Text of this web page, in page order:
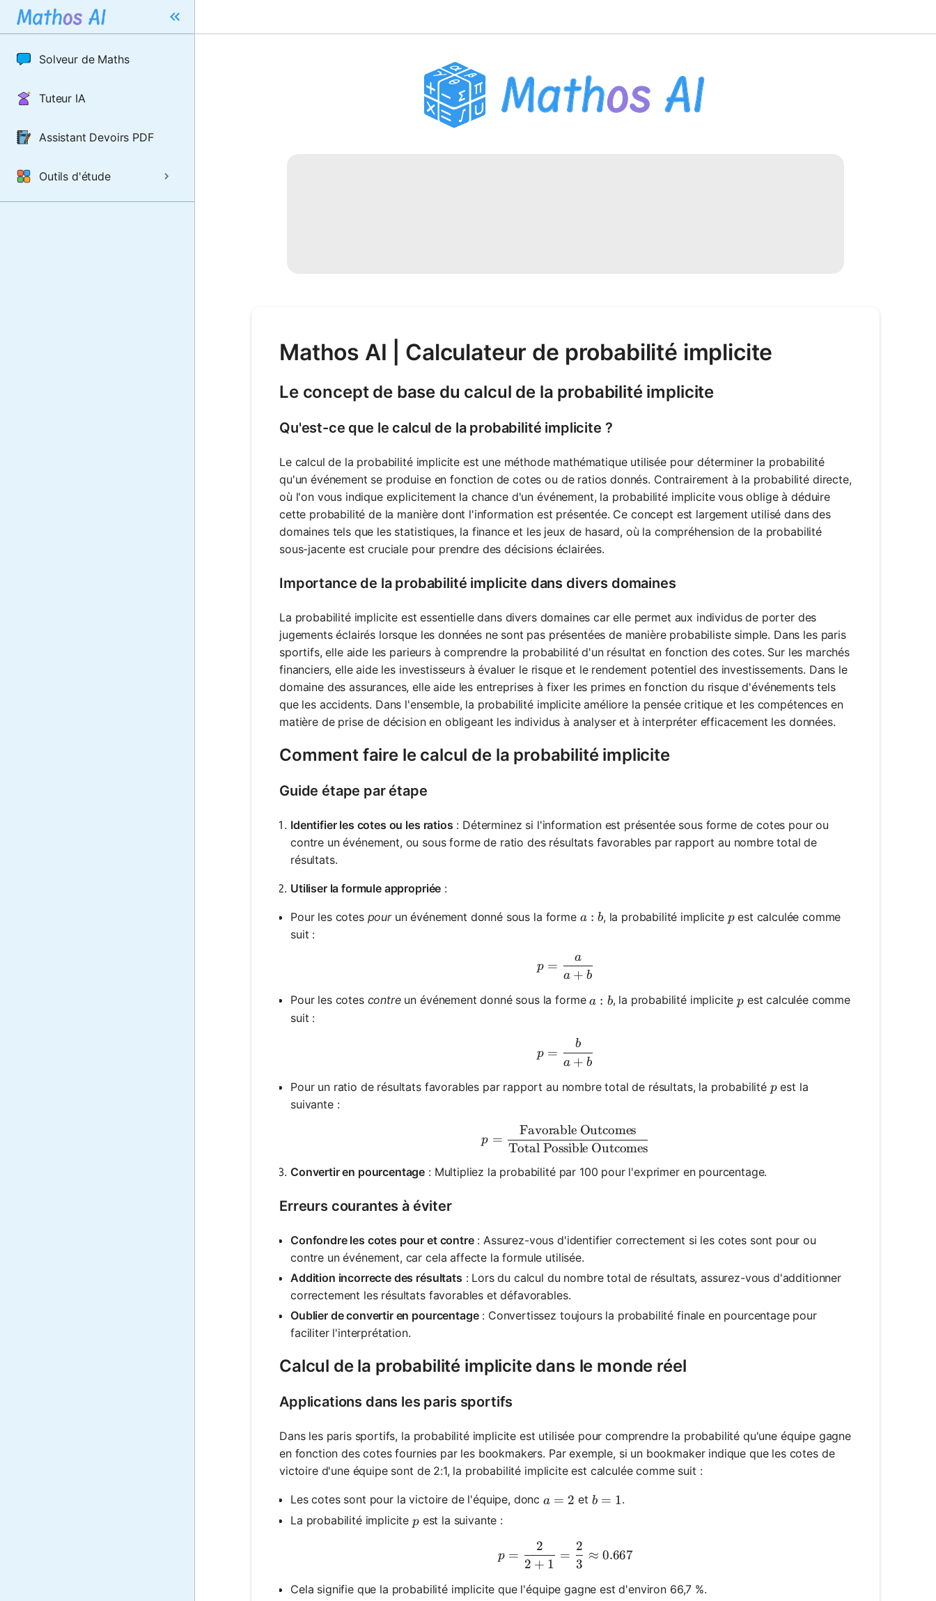
Solveur de Maths
Tuteur IA
Assistant Devoirs PDF
Outils d'étude
Mathos AI | Calculateur de probabilité implicite
Le concept de base du calcul de la probabilité implicite
Qu'est-ce que le calcul de la probabilité implicite ?
Le calcul de la probabilité implicite est une méthode mathématique utilisée pour déterminer la probabilité
qu'un événement se produise en fonction de cotes ou de ratios donnés. Contrairement à la probabilité directe,
où l'on vous indique explicitement la chance d'un événement, la probabilité implicite vous oblige à déduire
cette probabilité de la manière dont l'information est présentée. Ce concept est largement utilisé dans des
domaines tels que les statistiques, la finance et les jeux de hasard, où la compréhension de la probabilité
sous-jacente est cruciale pour prendre des décisions éclairées.
Importance de la probabilité implicite dans divers domaines
La probabilité implicite est essentielle dans divers domaines car elle permet aux individus de porter des
jugements éclairés lorsque les données ne sont pas présentées de manière probabiliste simple. Dans les paris
sportifs, elle aide les parieurs à comprendre la probabilité d'un résultat en fonction des cotes. Sur les marchés
financiers, elle aide les investisseurs à évaluer le risque et le rendement potentiel des investissements. Dans le
domaine des assurances, elle aide les entreprises à fixer les primes en fonction du risque d'événements tels
que les accidents. Dans l'ensemble, la probabilité implicite améliore la pensée critique et les compétences en
matière de prise de décision en obligeant les individus à analyser et à interpréter efficacement les données.
Comment faire le calcul de la probabilité implicite
Guide étape par étape
Identifier les cotes ou les ratios : Déterminez si l'information est présentée sous forme de cotes pour ou
contre un événement, ou sous forme de ratio des résultats favorables par rapport au nombre total de
résultats.
Utiliser la formule appropriée :
Pour les cotes pourun événement donné sous la forme a:b
a : b, la probabilité implicite p
pest calculée comme
suit :
p = \frac{a}{a + b}
p =
a + b
a
Pour les cotes contreun événement donné sous la formea:b
a : b, la probabilité implicitep
p est calculée comme
suit :
p = \frac{b}{a + b}
p =
a + b
b
Pour un ratio de résultats favorables par rapport au nombre total de résultats, la probabilité p
pest la
suivante :
p = \frac{\text{Favorable Outcomes}}{\text{Total Possible
p =
Total Possible Outcomes
Favorable Outcomes
Convertir en pourcentage : Multipliez la probabilité par 100 pour l'exprimer en pourcentage.
Erreurs courantes à éviter
Confondre les cotes pour et contre: Assurez-vous d'identifier correctement si les cotes sont pour ou
contre un événement, car cela affecte la formule utilisée.
Addition incorrecte des résultats : Lors du calcul du nombre total de résultats, assurez-vous d'additionner
correctement les résultats favorables et défavorables.
Oublier de convertir en pourcentage: Convertissez toujours la probabilité finale en pourcentage pour
faciliter l'interprétation.
Calcul de la probabilité implicite dans le monde réel
Applications dans les paris sportifs
Dans les paris sportifs, la probabilité implicite est utilisée pour comprendre la probabilité qu'une équipe gagne
en fonction des cotes fournies par les bookmakers. Par exemple, si un bookmaker indique que les cotes de
victoire d'une équipe sont de 2:1, la probabilité implicite est calculée comme suit :
Les cotes sont pour la victoire de l'équipe, donc a = 2
a = 2 et b = 1
b = 1.
La probabilité implicite p
pest la suivante :
p = \frac{2}{2 + 1} = \frac{2}{3} \approx 0.667
p =
2 + 1
2
=
3
2
≈ 0.667
Cela signifie que la probabilité implicite que l'équipe gagne est d'environ 66,7 %.